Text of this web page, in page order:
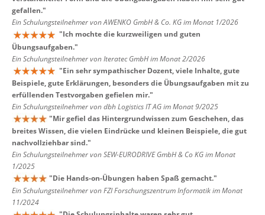
gefallen."
Ein Schulungsteilnehmer von AWENKO GmbH & Co. KG im Monat 1/2026
"Ich mochte die kurzweiligen und guten
Übungsaufgaben."
Ein Schulungsteilnehmer von Iteratec GmbH im Monat 2/2026
"Ein sehr sympathischer Dozent, viele Inhalte, gute
Beispiele, gute Erklärungen, besonders die Übungsaufgaben mit zu
erfüllenden Testvorgaben gefielen mir."
Ein Schulungsteilnehmer von dbh Logistics IT AG im Monat 9/2025
"Mir gefiel das Hintergrundwissen zum Geschehen, das
breites Wissen, die vielen Eindrücke und kleinen Beispiele, die gut
nachvollziehbar sind."
Ein Schulungsteilnehmer von SEW-EURODRIVE GmbH & Co KG im Monat
1/2025
"Die Hands-on-Übungen haben Spaß gemacht."
Ein Schulungsteilnehmer von FZI Forschungszentrum Informatik im Monat
11/2024